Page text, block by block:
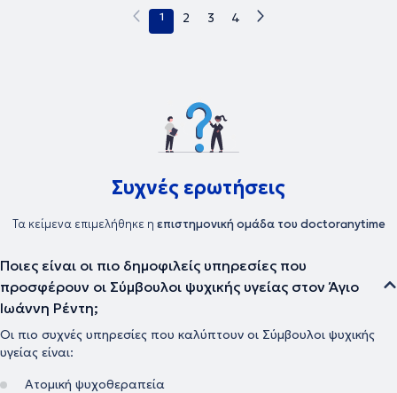
πλαίσια. Αναλαμβάνει επισκέπτες, με θέματα στην διαχείριση των
διαπροσωπικών του σχέσεων (ατομικά ή ζευγάρι), πένθους και
της European Association for Counselling.
1 2 3 4
Συχνές ερωτήσεις
Τα κείμενα επιμελήθηκε η επιστημονική ομάδα του doctoranytime
Ποιες είναι οι πιο δημοφιλείς υπηρεσίες που
προσφέρουν οι Σύμβουλοι ψυχικής υγείας στον Άγιο
Ιωάννη Ρέντη;
Οι πιο συχνές υπηρεσίες που καλύπτουν οι Σύμβουλοι ψυχικής
υγείας είναι:
Ατομική ψυχοθεραπεία